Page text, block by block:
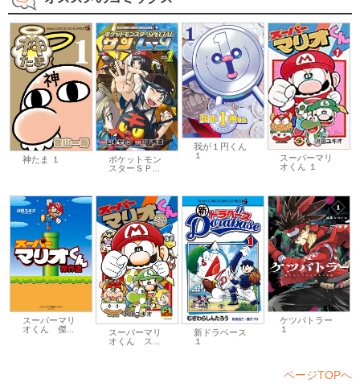
神たま １
ポケットモン
スターＳＰ...
我が１円くん
１
スーパーマリ
オくん １
スーパーマリ
オくん 傑...
スーパーマリ
オくん ス...
新ドラベース
１
ケツバトラー
１
ページTOPへ